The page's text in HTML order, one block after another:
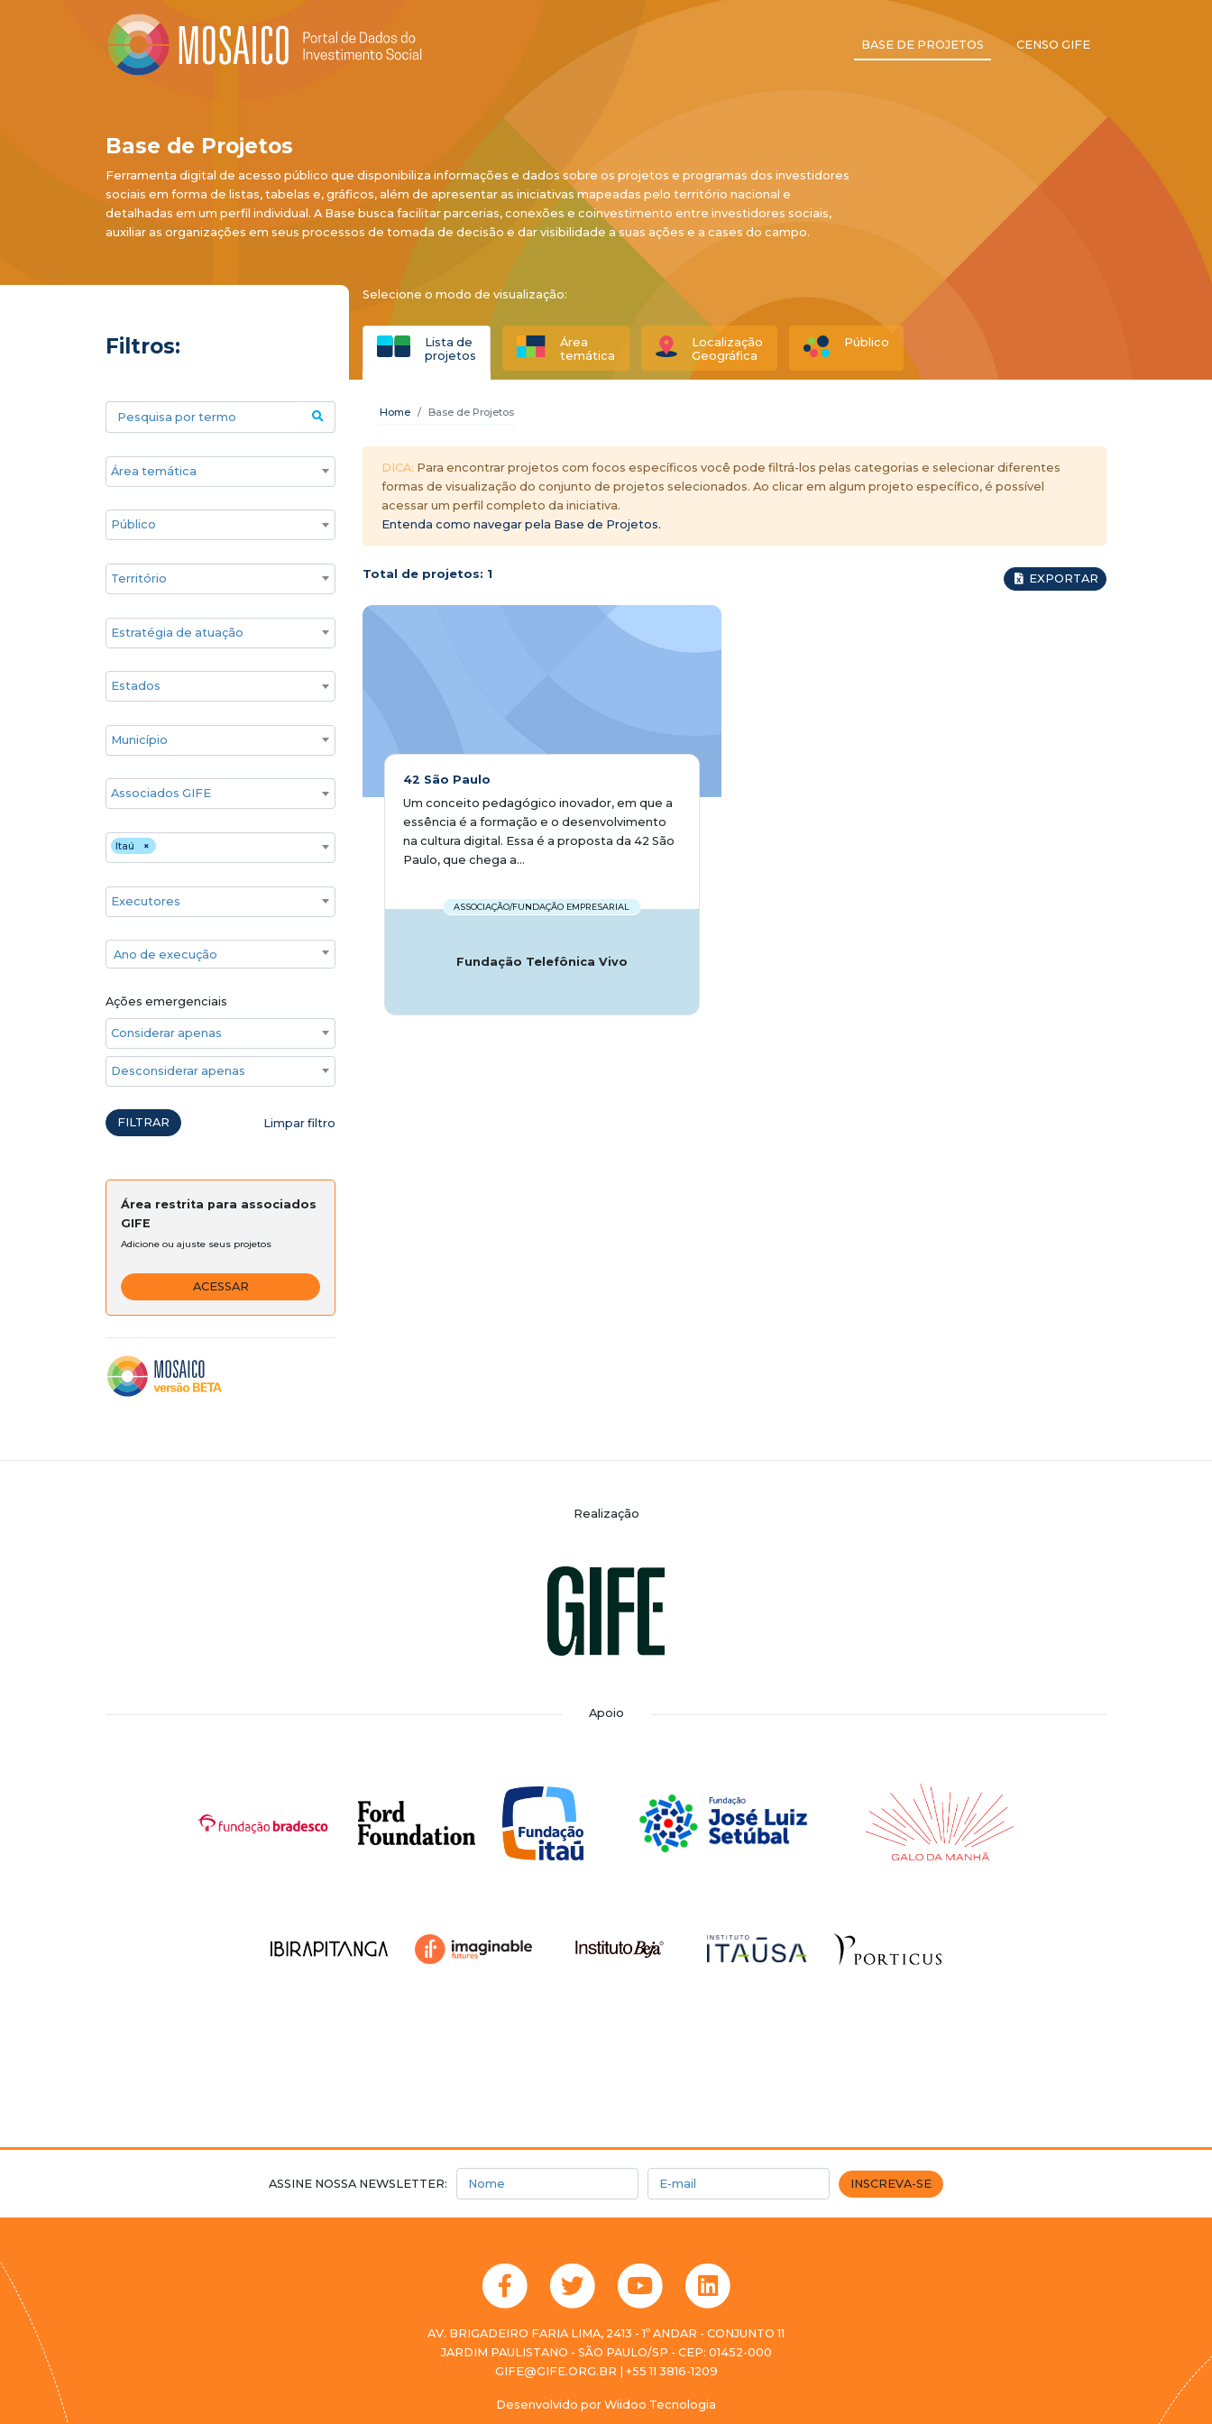
BASE DE PROJETOS CENSO GIFE
Base de Projetos
Ferramenta digital de acesso público que disponibiliza informações e dados sobre os projetos e programas dos investidores
sociais em forma de listas, tabelas e, gráficos, além de apresentar as iniciativas mapeadas pelo território nacional e
detalhadas em um perfil individual. A Base busca facilitar parcerias, conexões e coinvestimento entre investidores sociais,
auxiliar as organizações em seus processos de tomada de decisão e dar visibilidade a suas ações e a cases do campo.
Filtros:
Selecione o modo de visualização:
Lista de
projetos
Área
temática
Localização
Geográfica
Público
Pesquisa por termo
Áreas temáticas
Público
Territórios
Estratégia de atuação
Estado
Cidade
Associados GIFE
Financiadores
×
Itaú
Executores
Ano de execução
Ano de execução
Ações emergenciais
Considerar apenas ações emergenciais
Desconsiderar apenas ações emergenciais
FILTRAR Limpar filtro
Área restrita para associados
GIFE
Adicione ou ajuste seus projetos
ACESSAR
Home Base de Projetos
DICA: Para encontrar projetos com focos específicos você pode filtrá-los pelas categorias e selecionar diferentes
formas de visualização do conjunto de projetos selecionados. Ao clicar em algum projeto específico, é possível
acessar um perfil completo da iniciativa.
Entenda como navegar pela Base de Projetos.
Total de projetos: 1 EXPORTAR
42 São Paulo
Um conceito pedagógico inovador, em que a
essência é a formação e o desenvolvimento
na cultura digital. Essa é a proposta da 42 São
Paulo, que chega a...
ASSOCIAÇÃO/FUNDAÇÃO EMPRESARIAL
Fundação Telefônica Vivo
Realização
Apoio
ASSINE NOSSA NEWSLETTER:Nome E-mail INSCREVA-SE
AV. BRIGADEIRO FARIA LIMA, 2413 - 1º ANDAR - CONJUNTO 11
JARDIM PAULISTANO - SÃO PAULO/SP - CEP: 01452-000
GIFE@GIFE.ORG.BR | +55 11 3816-1209
Desenvolvido por Wiidoo Tecnologia